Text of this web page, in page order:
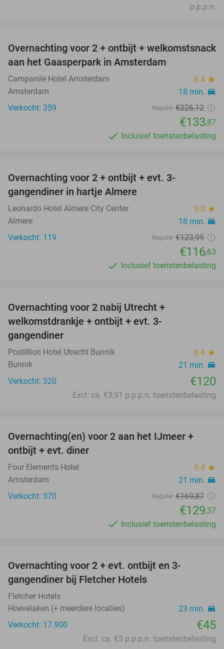
p.p.p.n.
41%
Overnachting voor 2 + ontbijt + welkomstsnack
aan het Gaasperpark in Amsterdam
Campanile Hotel Amsterdam 8.4 star
Amsterdam 18 min. directions_car
Verkocht: 359 Regulier €226,12
€133,87
Inclusief toeristenbelasting
Overnachting voor 2 + ontbijt + evt. 3-
gangendiner in hartje Almere
Leonardo Hotel Almere City Center 9.0 star
Almere 18 min. directions_car
Verkocht: 119 Regulier €123,99
€116,63
Inclusief toeristenbelasting
Overnachting voor 2 nabij Utrecht +
welkomstdrankje + ontbijt + evt. 3-
gangendiner
Postillion Hotel Utrecht Bunnik 8.4 star
Bunnik 21 min. directions_car
Verkocht: 320 €120
Excl. ca. €3,91 p.p.p.n. toeristenbelasting
24%
Overnachting(en) voor 2 aan het IJmeer +
ontbijt + evt. diner
Four Elements Hotel 9.4 star
Amsterdam 21 min. directions_car
Verkocht: 370 Regulier €169,87
€129,37
Inclusief toeristenbelasting
Overnachting voor 2 + evt. ontbijt en 3-
gangendiner bij Fletcher Hotels
Fletcher Hotels
Hoevelaken (+ meerdere locaties)
23 min. directions_car
Verkocht: 17.900 €45
Excl. ca. €3 p.p.p.n. toeristenbelasting